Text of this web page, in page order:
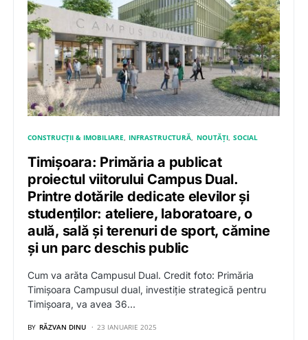
CONSTRUCȚII & IMOBILIARE INFRASTRUCTURĂ NOUTĂȚI SOCIAL
Timișoara: Primăria a publicat
proiectul viitorului Campus Dual.
Printre dotările dedicate elevilor și
studenților: ateliere, laboratoare, o
aulă, sală și terenuri de sport, cămine
și un parc deschis public
Cum va arăta Campusul Dual. Credit foto: Primăria
Timișoara Campusul dual, investiție strategică pentru
Timișoara, va avea 36…
BY RĂZVAN DINU 23 IANUARIE 2025